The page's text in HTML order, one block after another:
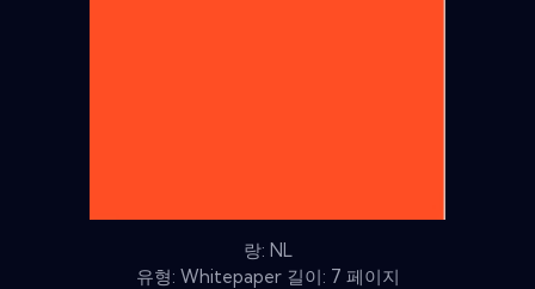
랑: NL
유형: Whitepaper 길이: 7 페이지